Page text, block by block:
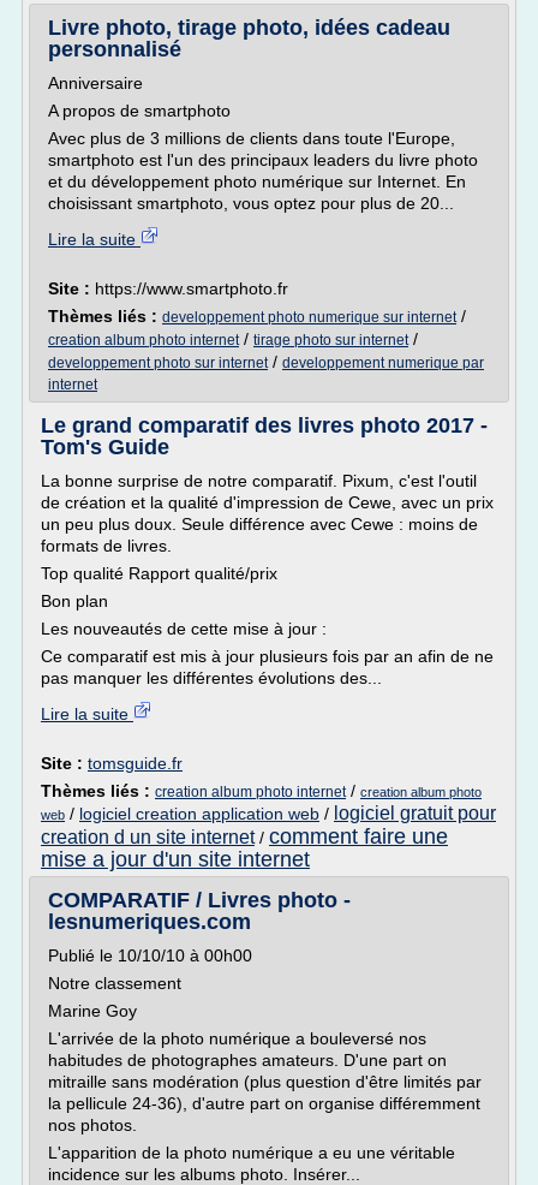
Livre photo, tirage photo, idées cadeau
personnalisé
Anniversaire
A propos de smartphoto
Avec plus de 3 millions de clients dans toute l'Europe,
smartphoto est l'un des principaux leaders du livre photo
et du développement photo numérique sur Internet. En
choisissant smartphoto, vous optez pour plus de 20...
Lire la suite
Site : https://www.smartphoto.fr
Thèmes liés : developpement photo numerique sur internet/
creation album photo internet/ tirage photo sur internet/
developpement photo sur internet/ developpement numerique par
internet
Le grand comparatif des livres photo 2017 -
Tom's Guide
La bonne surprise de notre comparatif. Pixum, c'est l'outil
de création et la qualité d'impression de Cewe, avec un prix
un peu plus doux. Seule différence avec Cewe : moins de
formats de livres.
Top qualité Rapport qualité/prix
Bon plan
Les nouveautés de cette mise à jour :
Ce comparatif est mis à jour plusieurs fois par an afin de ne
pas manquer les différentes évolutions des...
Lire la suite
Site : tomsguide.fr
Thèmes liés : creation album photo internet/ creation album photo
web / logiciel creation application web / logiciel gratuit pour
creation d un site internet/ comment faire une
mise a jour d'un site internet
COMPARATIF / Livres photo -
lesnumeriques.com
Publié le 10/10/10 à 00h00
Notre classement
Marine Goy
L'arrivée de la photo numérique a bouleversé nos
habitudes de photographes amateurs. D'une part on
mitraille sans modération (plus question d'être limités par
la pellicule 24-36), d'autre part on organise différemment
nos photos.
L'apparition de la photo numérique a eu une véritable
incidence sur les albums photo. Insérer...